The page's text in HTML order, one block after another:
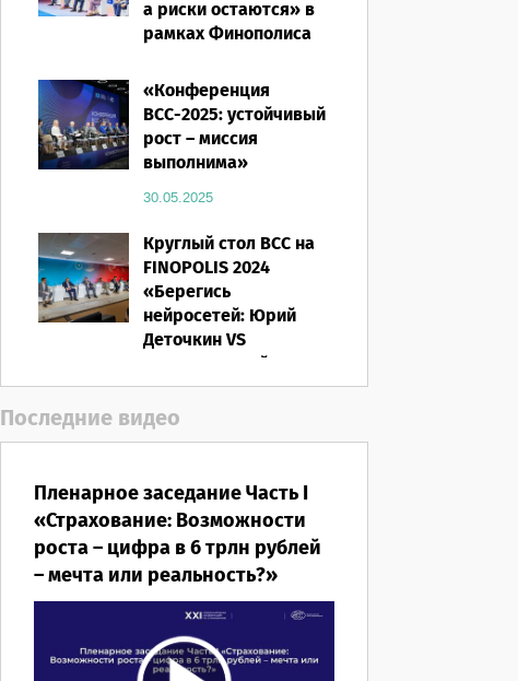
а риски остаются» в
рамках Финополиса
16.03.2026
«Конференция
ВСС-2025: устойчивый
рост – миссия
выполнима»
30.05.2025
Круглый стол ВСС на
FINOPOLIS 2024
«Берегись
нейросетей: Юрий
Деточкин VS
искусственный
интеллект»
12.11.2024
Последние видео
Пленарное заседание Часть I
«Страхование: Возможности
роста – цифра в 6 трлн рублей
– мечта или реальность?»